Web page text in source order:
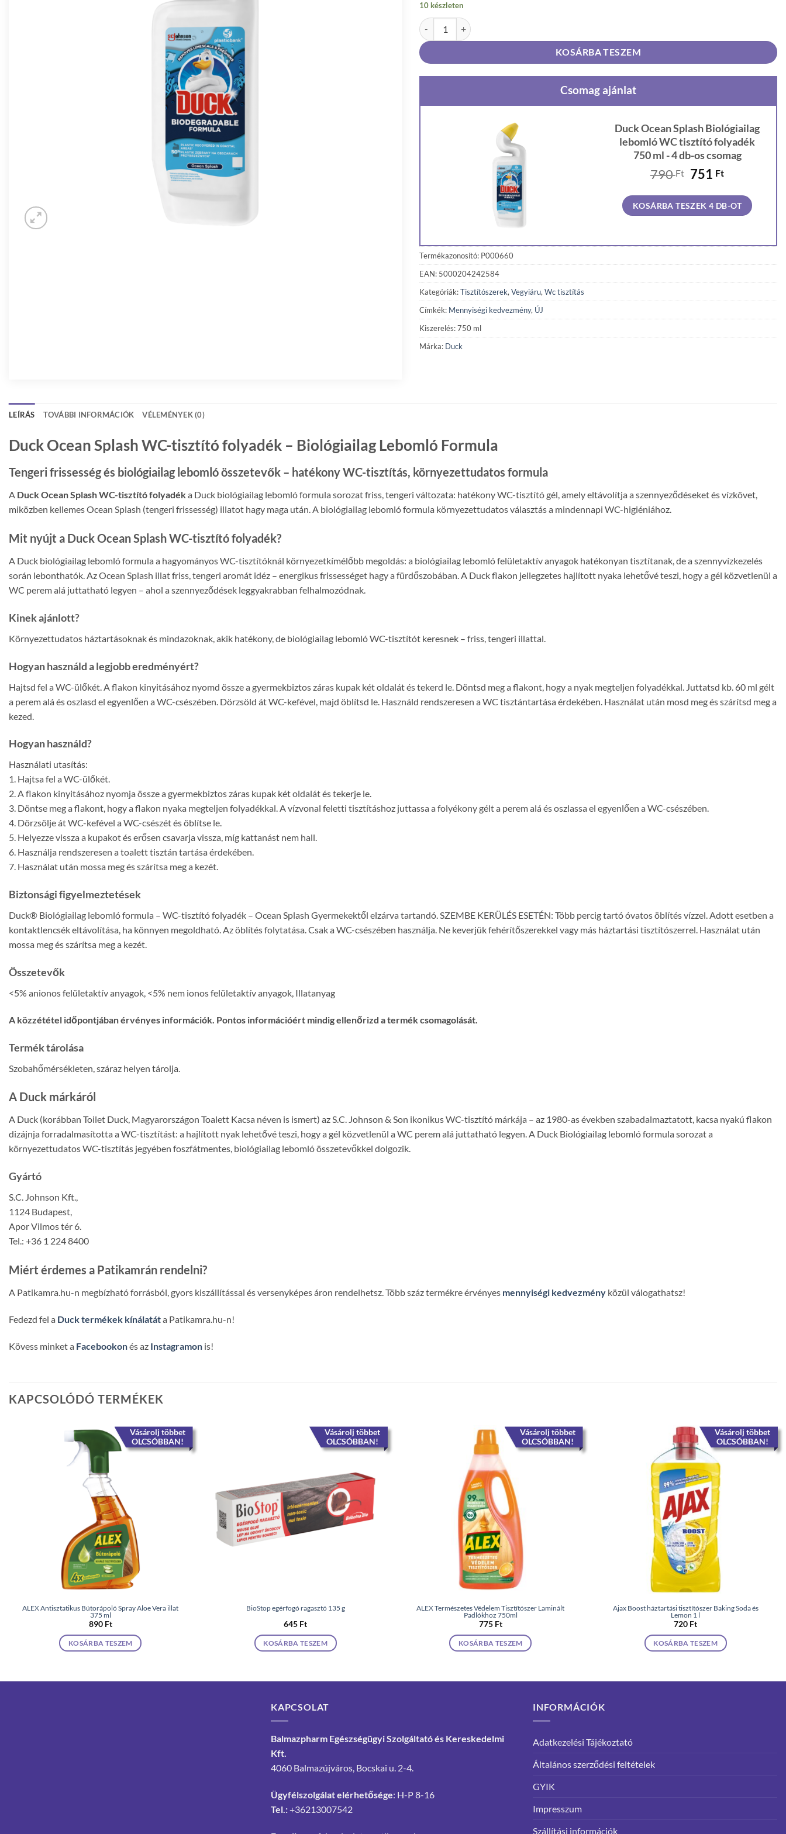
10 készleten
Duck Ocean Splash Biológiailag lebomló WC tisztító folyadék 750 ml mennyiség
KOSÁRBA TESZEM
Csomag ajánlat
Duck Ocean Splash Biológiailag
lebomló WC tisztító folyadék
750 ml - 4 db-os csomag
790Ft Original
was:
790 Ft.
751 FtCurrent
is:
751 Ft.
KOSÁRBA TESZEK 4 DB-OT
Termékazonosító: P000660
EAN: 5000204242584
Kategóriák:Tisztítószerek, Vegyiáru, Wc tisztítás
Címkék: Mennyiségi kedvezmény, ÚJ
Kiszerelés: 750 ml
Márka: Duck
LEÍRÁS TOVÁBBI INFORMÁCIÓK VÉLEMÉNYEK (0)
Duck Ocean Splash WC-tisztító folyadék – Biológiailag Lebomló Formula
Tengeri frissesség és biológiailag lebomló összetevők – hatékony WC-tisztítás, környezettudatos formula
A Duck Ocean Splash WC-tisztító folyadéka Duck biológiailag lebomló formula sorozat friss, tengeri változata: hatékony WC-tisztító gél, amely eltávolítja a szennyeződéseket és vízkövet,
miközben kellemes Ocean Splash (tengeri frissesség) illatot hagy maga után. A biológiailag lebomló formula környezettudatos választás a mindennapi WC-higiéniához.
Mit nyújt a Duck Ocean Splash WC-tisztító folyadék?
A Duck biológiailag lebomló formula a hagyományos WC-tisztítóknál környezetkímélőbb megoldás: a biológiailag lebomló felületaktív anyagok hatékonyan tisztítanak, de a szennyvízkezelés
során lebonthatók. Az Ocean Splash illat friss, tengeri aromát idéz – energikus frissességet hagy a fürdőszobában. A Duck flakon jellegzetes hajlított nyaka lehetővé teszi, hogy a gél közvetlenül a
WC perem alá juttatható legyen – ahol a szennyeződések leggyakrabban felhalmozódnak.
Kinek ajánlott?
Környezettudatos háztartásoknak és mindazoknak, akik hatékony, de biológiailag lebomló WC-tisztítót keresnek – friss, tengeri illattal.
Hogyan használd a legjobb eredményért?
Hajtsd fel a WC-ülőkét. A flakon kinyitásához nyomd össze a gyermekbiztos záras kupak két oldalát és tekerd le. Döntsd meg a flakont, hogy a nyak megteljen folyadékkal. Juttatsd kb. 60 ml gélt
a perem alá és oszlasd el egyenlően a WC-csészében. Dörzsöld át WC-kefével, majd öblítsd le. Használd rendszeresen a WC tisztántartása érdekében. Használat után mosd meg és szárítsd meg a
kezed.
Hogyan használd?
Használati utasítás:
1. Hajtsa fel a WC-ülőkét.
2. A flakon kinyitásához nyomja össze a gyermekbiztos záras kupak két oldalát és tekerje le.
3. Döntse meg a flakont, hogy a flakon nyaka megteljen folyadékkal. A vízvonal feletti tisztításhoz juttassa a folyékony gélt a perem alá és oszlassa el egyenlően a WC-csészében.
4. Dörzsölje át WC-kefével a WC-csészét és öblítse le.
5. Helyezze vissza a kupakot és erősen csavarja vissza, míg kattanást nem hall.
6. Használja rendszeresen a toalett tisztán tartása érdekében.
7. Használat után mossa meg és szárítsa meg a kezét.
Biztonsági figyelmeztetések
Duck® Biológiailag lebomló formula – WC-tisztító folyadék – Ocean Splash Gyermekektől elzárva tartandó. SZEMBE KERÜLÉS ESETÉN: Több percig tartó óvatos öblítés vízzel. Adott esetben a
kontaktlencsék eltávolítása, ha könnyen megoldható. Az öblítés folytatása. Csak a WC-csészében használja. Ne keverjük fehérítőszerekkel vagy más háztartási tisztítószerrel. Használat után
mossa meg és szárítsa meg a kezét.
Összetevők
<5% anionos felületaktív anyagok, <5% nem ionos felületaktív anyagok, Illatanyag
A közzététel időpontjában érvényes információk. Pontos információért mindig ellenőrizd a termék csomagolását.
Termék tárolása
Szobahőmérsékleten, száraz helyen tárolja.
A Duck márkáról
A Duck (korábban Toilet Duck, Magyarországon Toalett Kacsa néven is ismert) az S.C. Johnson & Son ikonikus WC-tisztító márkája – az 1980-as években szabadalmaztatott, kacsa nyakú flakon
dizájnja forradalmasította a WC-tisztítást: a hajlított nyak lehetővé teszi, hogy a gél közvetlenül a WC perem alá juttatható legyen. A Duck Biológiailag lebomló formula sorozat a
környezettudatos WC-tisztítás jegyében foszfátmentes, biológiailag lebomló összetevőkkel dolgozik.
Gyártó
S.C. Johnson Kft.,
1124 Budapest,
Apor Vilmos tér 6.
Tel.: +36 1 224 8400
Miért érdemes a Patikamrán rendelni?
A Patikamra.hu-n megbízható forrásból, gyors kiszállítással és versenyképes áron rendelhetsz. Több száz termékre érvényes mennyiségi kedvezmény közül válogathatsz!
Fedezd fel a Duck termékek kínálatáta Patikamra.hu-n!
Kövess minket a Facebookonés az Instagramon is!
KAPCSOLÓDÓ TERMÉKEK
Vásárolj többet
OLCSÓBBAN!
ALEX Antisztatikus Bútorápoló Spray Aloe Vera illat
375 ml
890 Ft
KOSÁRBA TESZEM
Vásárolj többet
OLCSÓBBAN!
BioStop egérfogó ragasztó 135 g
645 Ft
KOSÁRBA TESZEM
Vásárolj többet
OLCSÓBBAN!
ALEX Természetes Védelem Tisztítószer Laminált
Padlókhoz 750ml
775 Ft
KOSÁRBA TESZEM
Vásárolj többet
OLCSÓBBAN!
Ajax Boost háztartási tisztítószer Baking Soda és
Lemon 1 l
720 Ft
KOSÁRBA TESZEM
KAPCSOLAT
Balmazpharm Egészségügyi Szolgáltató és Kereskedelmi
Kft.
4060 Balmazújváros, Bocskai u. 2-4.
Ügyfélszolgálat elérhetősége: H-P 8-16
Tel.:+36213007542
INFORMÁCIÓK
Adatkezelési Tájékoztató
Általános szerződési feltételek
GYIK
Impresszum
Szállítási információk